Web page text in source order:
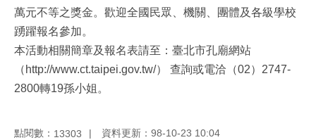
萬元不等之獎金。歡迎全國民眾、機關、團體及各級學校
踴躍報名參加。
本活動相關簡章及報名表請至：臺北市孔廟網站
（http://www.ct.taipei.gov.tw/） 查詢或電洽（02）2747-
2800轉19孫小姐。
點閱數： 13303
資料更新：98-10-23 10:04